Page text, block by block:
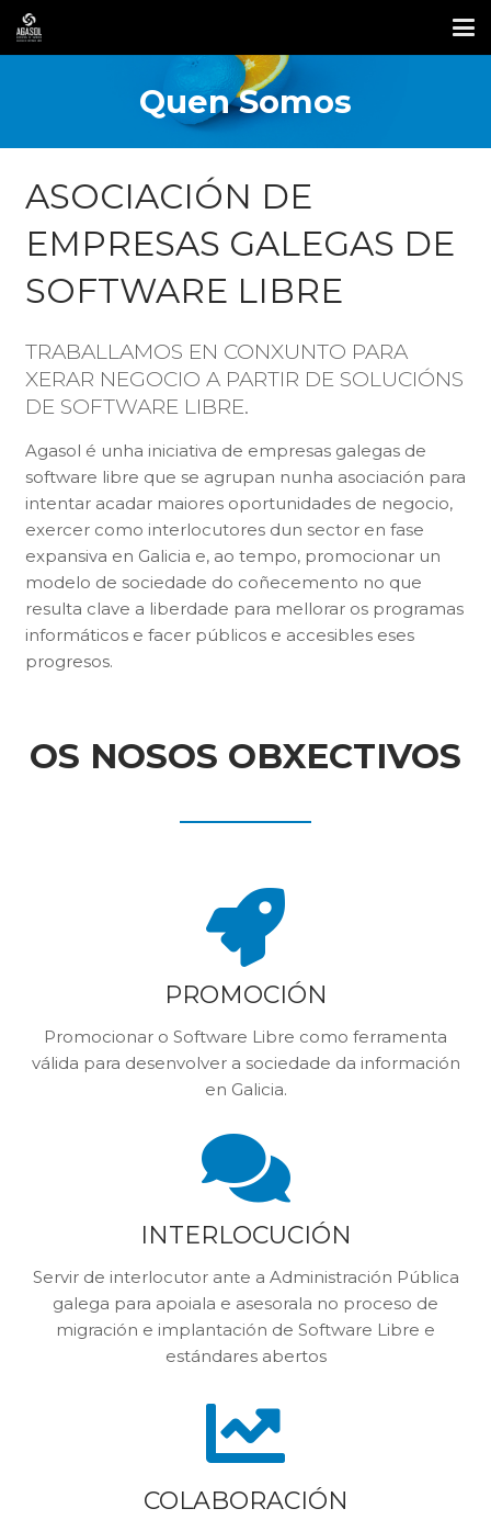
Quen Somos
ASOCIACIÓN DE
EMPRESAS GALEGAS DE
SOFTWARE LIBRE
TRABALLAMOS EN CONXUNTO PARA
XERAR NEGOCIO A PARTIR DE SOLUCIÓNS
DE SOFTWARE LIBRE.
Agasol é unha iniciativa de empresas galegas de
software libre que se agrupan nunha asociación para
intentar acadar maiores oportunidades de negocio,
exercer como interlocutores dun sector en fase
expansiva en Galicia e, ao tempo, promocionar un
modelo de sociedade do coñecemento no que
resulta clave a liberdade para mellorar os programas
informáticos e facer públicos e accesibles eses
progresos.
OS NOSOS OBXECTIVOS
PROMOCIÓN
Promocionar o Software Libre como ferramenta
válida para desenvolver a sociedade da información
en Galicia.
INTERLOCUCIÓN
Servir de interlocutor ante a Administración Pública
galega para apoiala e asesorala no proceso de
migración e implantación de Software Libre e
estándares abertos
COLABORACIÓN